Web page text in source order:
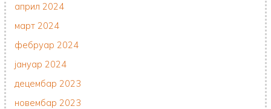
април 2024
март 2024
фебруар 2024
јануар 2024
децембар 2023
новембар 2023